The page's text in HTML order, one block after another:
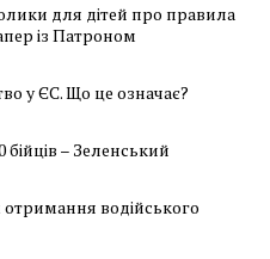
для дітей про правила
із Патроном
у ЄС. Що це означає?
– Зеленський
отримання водійського